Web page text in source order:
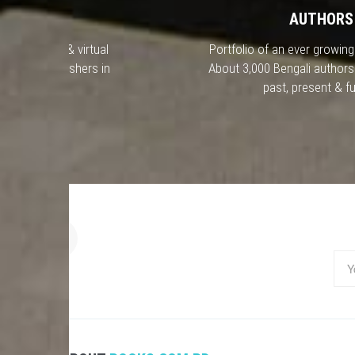
portfolio & virtual
active Publishers in
AUTHORS
Portfolio of an ever
About 3,000 Bengali
past, present &